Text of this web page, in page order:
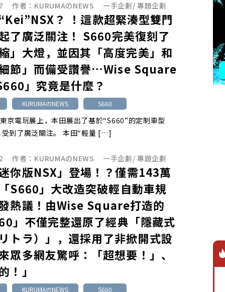
作者： KURUMAのNEWS 一手企劃 /專題企劃
？ ！這款超緊湊型雙門
了廣泛關注！ S660完美復刻了
」大燈，並因其「高度完美」和
節」而備受讚譽…Wise Square
」究竟是什麼？
KURUMAのNEWS S660
京電玩展上，本田展出了基於“S660”的定制車型
受到了廣泛關注。 本田“輕量 […]
作者： KURUMAのNEWS 一手企劃 /專題企劃
你版NSX」登場！？僅需143萬
S660」大改造突破輕自動車規
熱議！由Wise Square打造的
」不僅完整還原了經典「隱藏式
トラ）」，還採用了非掀開式設
眾多網友驚呼：「超想要！」、
！」
KURUMAのNEWS S660